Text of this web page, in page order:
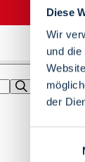
Diese
Wir
und
der